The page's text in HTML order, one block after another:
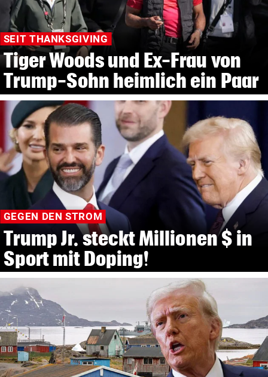
SEIT THANKSGIVING
Tiger Woods und Ex-Frau von
Trump-Sohn heimlich ein Paar
GEGEN DEN STROM
Trump Jr. steckt Millionen $ in
Sport mit Doping!